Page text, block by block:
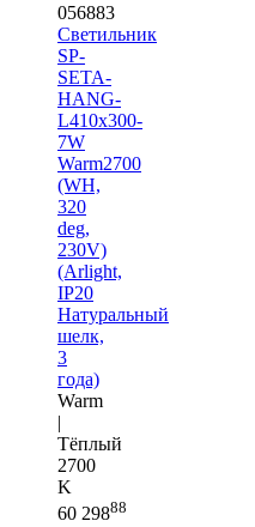
056883
Светильник
SP-
SETA-
HANG-
L410х300-
7W
Warm2700
(WH,
320
deg,
230V)
(Arlight,
IP20
Натуральный
шелк,
3
года)
Warm
|
Тёплый
2700
K
60 29888